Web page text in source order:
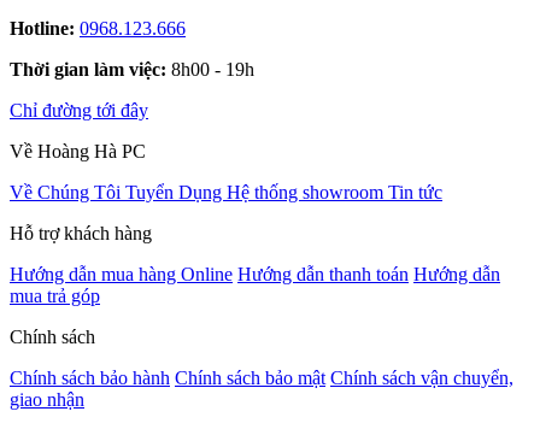
Hotline: 0968.123.666
Thời gian làm việc: 8h00 - 19h
Chỉ đường tới đây
Về Hoàng Hà PC
Về Chúng Tôi Tuyển Dụng Hệ thống showroom Tin tức
Hỗ trợ khách hàng
Hướng dẫn mua hàng Online Hướng dẫn thanh toán Hướng dẫn
mua trả góp
Chính sách
Chính sách bảo hành Chính sách bảo mật Chính sách vận chuyển,
giao nhận